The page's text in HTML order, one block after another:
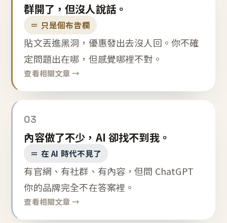
群開了，但沒人說話。
＝ 只是個布告欄
貼文丟進黑洞，優惠發出去沒人回。你不確
定問題出在哪，但感覺哪裡不對。
查看相關文章 →
03
內容做了不少，AI 卻找不到我。
＝ 在 AI 時代不見了
有官網、有社群、有內容，但問 ChatGPT
你的品牌完全不在答案裡。
查看相關文章 →